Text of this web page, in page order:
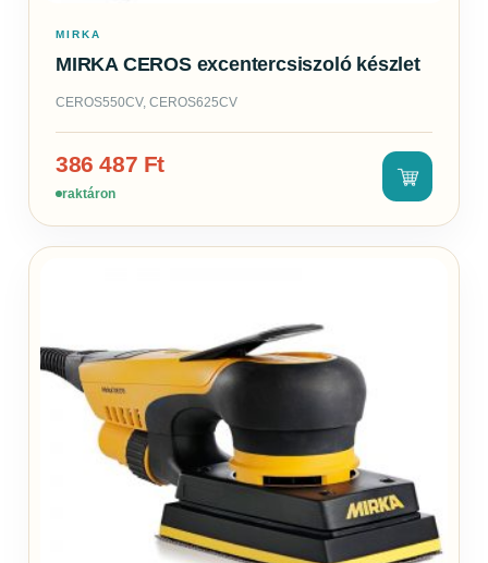
MIRKA
MIRKA CEROS excentercsiszoló készlet
CEROS550CV, CEROS625CV
386 487 Ft
raktáron